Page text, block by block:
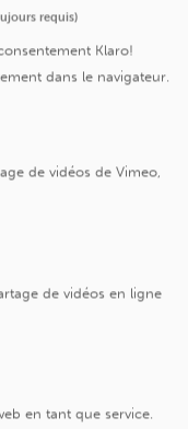
en fait son affaire
et porteur de
requis)
Klaro!
dans le navigateur.
de vidéos de Vimeo,
de vidéos en ligne
en tant que service.